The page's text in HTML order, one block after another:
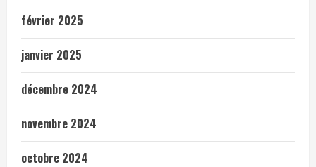
février 2025
janvier 2025
décembre 2024
novembre 2024
octobre 2024